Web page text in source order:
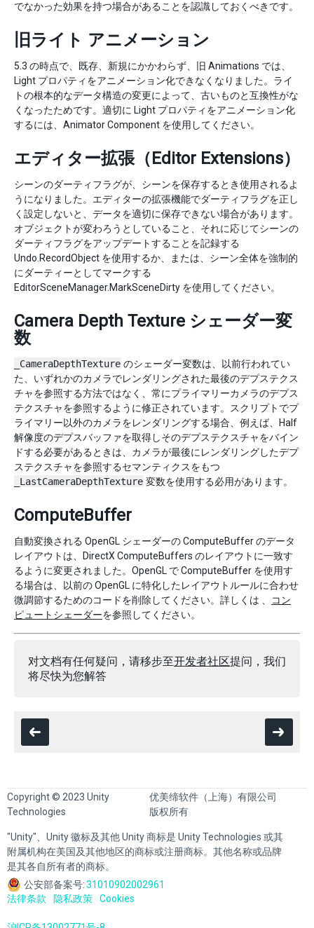
でなかった効果を持つ場合があることを認識しておくべきです。
旧ライト アニメーション
5.3 の時点で、既存、新規にかかわらず、旧 Animations では、
Light プロパティをアニメーション化できなくなりました。ライ
トの根本的なデータ構造の変更によって、古いものと互換性がな
くなったためです。適切に Light プロパティをアニメーション化
するには、Animator Component を使用してください。
エディター拡張（Editor Extensions）
シーンのダーティフラグが、シーンを保存するとき使用されるよ
うになりました。エディターの拡張機能でダーティフラグを正し
く設定しないと、データを適切に保存できない場合があります。
オブジェクトが変わろうとしていること、それに応じてシーンの
ダーティフラグをアップデートすることを記録する
Undo.RecordObject を使用するか、または、シーン全体を強制的
にダーティーとしてマークする
EditorSceneManager.MarkSceneDirty を使用してください。
Camera Depth Texture シェーダー変
数
_CameraDepthTexture のシェーダー変数は、以前行われてい
た、いずれかのカメラでレンダリングされた最後のデプステクス
チャを参照する方法ではなく、常にプライマリーカメラのデプス
テクスチャを参照するように修正されています。スクリプトでプ
ライマリー以外のカメラをレンダリングする場合、例えば、Half
解像度のデプスバッファを取得しそのデプステクスチャをバイン
ドする必要があるときは、カメラが最後にレンダリングしたデプ
ステクスチャを参照するセマンティクスをもつ
_LastCameraDepthTexture 変数を使用する必用があります。
ComputeBuffer
自動変換される OpenGL シェーダーの ComputeBuffer のデータ
レイアウトは、DirectX ComputeBuffers のレイアウトに一致す
るように変更されました。OpenGL で ComputeBuffer を使用す
る場合は、以前の OpenGL に特化したレイアウトルールに合わせ
微調節するためのコードを削除してください。詳しくは 、
コン
ピュートシェーダーを参照してください。
对文档有任何疑问，请移步至开发者社区提问，我们
将尽快为您解答
Copyright © 2023 Unity
Technologies
优美缔软件（上海）有限公司
版权所有
"Unity"、Unity 徽标及其他 Unity 商标是 Unity Technologies 或其
附属机构在美国及其他地区的商标或注册商标。其他名称或品牌
是其各自所有者的商标。
公安部备案号:31010902002961
法律条款
隐私政策 Cookies